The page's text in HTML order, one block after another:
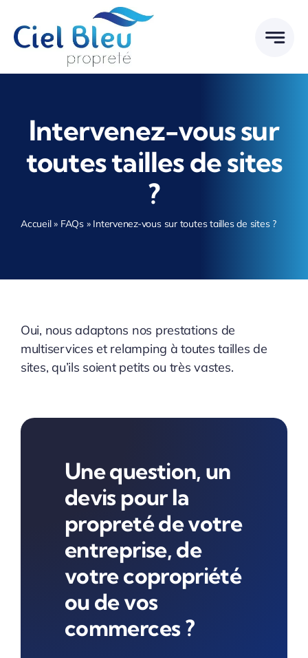
contenu
Intervenez-vous sur
toutes tailles de sites
?
Accueil» FAQs» Intervenez-vous sur toutes tailles de sites ?
Oui, nous adaptons nos prestations de
multiservices et relamping à toutes tailles de
sites, qu’ils soient petits ou très vastes.
Une question, un
devis pour la
propreté de votre
entreprise, de
votre copropriété
ou de vos
commerces ?